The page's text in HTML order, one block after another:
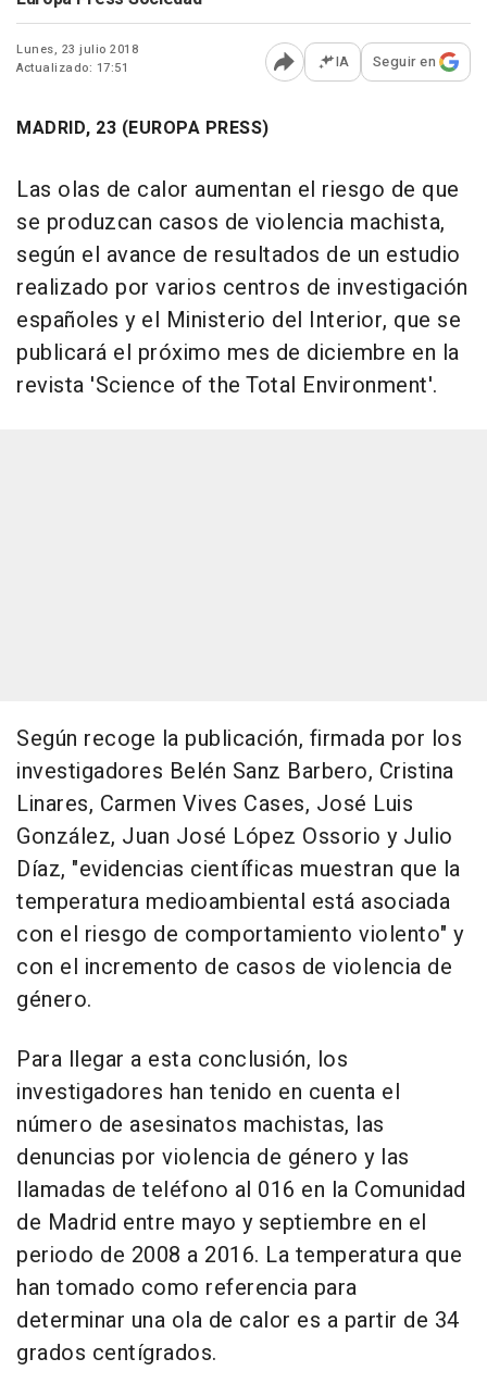
Lunes, 23 julio 2018
Actualizado: 17:51
Abrir opciones para
IA Seguir en
MADRID, 23 (EUROPA PRESS)
Las olas de calor aumentan el riesgo de que
se produzcan casos de violencia machista,
según el avance de resultados de un estudio
realizado por varios centros de investigación
españoles y el Ministerio del Interior, que se
publicará el próximo mes de diciembre en la
revista 'Science of the Total Environment'.
Según recoge la publicación, firmada por los
investigadores Belén Sanz Barbero, Cristina
Linares, Carmen Vives Cases, José Luis
González, Juan José López Ossorio y Julio
Díaz, "evidencias científicas muestran que la
temperatura medioambiental está asociada
con el riesgo de comportamiento violento" y
con el incremento de casos de violencia de
género.
Para llegar a esta conclusión, los
investigadores han tenido en cuenta el
número de asesinatos machistas, las
denuncias por violencia de género y las
llamadas de teléfono al 016 en la Comunidad
de Madrid entre mayo y septiembre en el
periodo de 2008 a 2016. La temperatura que
han tomado como referencia para
determinar una ola de calor es a partir de 34
grados centígrados.